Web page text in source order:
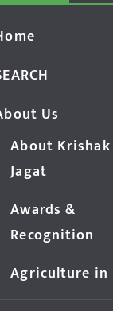
Us
About Krishak
Jagat
Awards &
Recognition
Agriculture in